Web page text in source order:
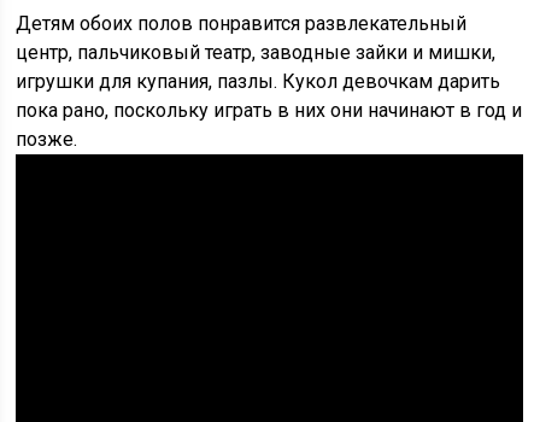
Детям обоих полов понравится развлекательный
центр, пальчиковый театр, заводные зайки и мишки,
игрушки для купания, пазлы. Кукол девочкам дарить
пока рано, поскольку играть в них они начинают в год и
позже.